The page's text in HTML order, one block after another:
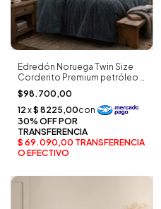
Edredón Noruega Twin Size
Corderito Premium petróleo -
Palette
$98.700,00